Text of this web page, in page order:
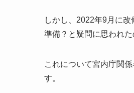
しかし、2022年9月に
準備？と疑問に思われた
これについて宮内庁関係
す。